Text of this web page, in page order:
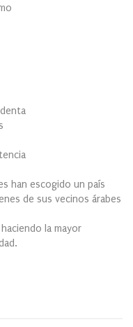
han escogido un país
de sus vecinos árabes
la mayor